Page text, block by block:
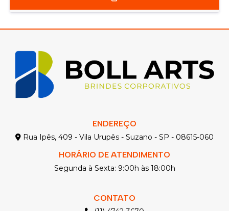
ENDEREÇO
Rua Ipês, 409 - Vila Urupês - Suzano - SP - 08615-060
HORÁRIO DE ATENDIMENTO
Segunda à Sexta: 9:00h às 18:00h
CONTATO